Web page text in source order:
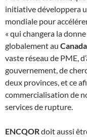
initiative développera
mondiale pour
« qui changera la donne
globalement au Canada
vaste réseau de PME,
gouvernement, de
deux provinces, et ce
commercialisation de
services de rupture.
ENCQORdoit aussi